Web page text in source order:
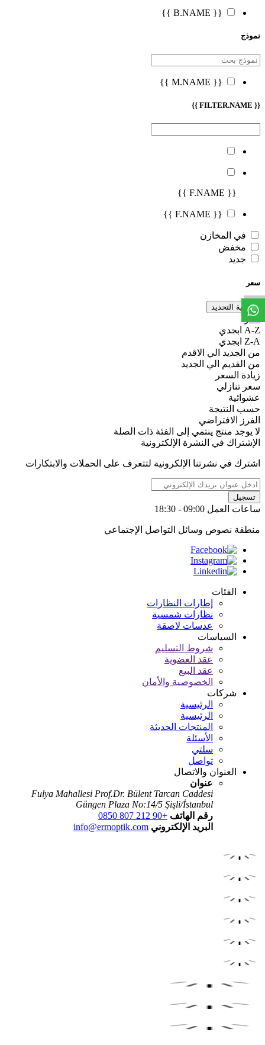
W
h
t
s
a
p
p
D
e
s
t
e
H
a
t
t
{{ B.NAME }}
نموذج
{{ M.NAME }}
{{ FILTER.NAME }}
{{ F.NAME }}
{{ F.NAME }}
في المخازن
مخفض
جديد
سعر
تصفية التحديد
فلتر
A-Z ابجدي
Z-A ابجدي
من الجديد الي الاقدم
من القديم الي الجديد
زيادة السعر
سعر تنازلي
عشوائية
حسب النتيجة
الفرز الافتراضي
لا يوجد منتج ينتمي إلى الفئة ذات الصلة
الإشتراك في النشرة الإلكترونية
اشترك في نشرتنا الإلكرونية لتتعرف على الحملات والابتكارات
تسجيل
ساعات العمل 09:00 - 18:30
منطقة نصوص وسائل التواصل الإجتماعي
الفئات
إطارات النظارات
نظارات شمسية
عدسات لاصقة
السياسات
شروط التسليم
عقد العضوية
عقد البيع
الخصوصية والأمان
شركات
الرئيسية
الرئيسية
المنتجات الحديثة
الأسئلة
سلتي
تواصل
العنوان والاتصال
عنوان
Fulya Mahallesi Prof.Dr. Bülent Tarcan Caddesi
Güngen Plaza No:14/5 Şişli/İstanbul
رقم الهاتف +90 212 807 0850
البريد الإلكتروني info@ermoptik.com